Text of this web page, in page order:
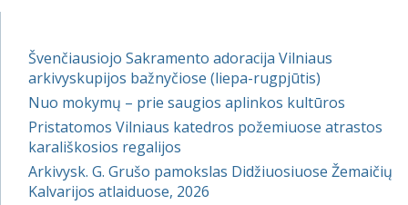
Švenčiausiojo Sakramento adoracija Vilniaus
arkivyskupijos bažnyčiose (liepa-rugpjūtis)
Nuo mokymų – prie saugios aplinkos kultūros
Pristatomos Vilniaus katedros požemiuose atrastos
karališkosios regalijos
Arkivysk. G. Grušo pamokslas Didžiuosiuose Žemaičių
Kalvarijos atlaiduose, 2026